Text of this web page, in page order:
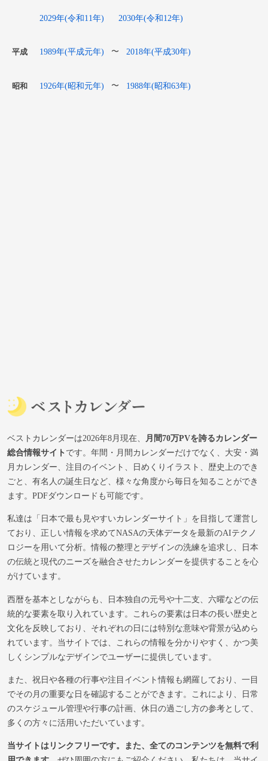
2029年(令和11年) 2030年(令和12年)
平成 1989年(平成元年) 〜 2018年(平成30年)
昭和 1926年(昭和元年) 〜 1988年(昭和63年)
ベストカレンダーは2026年8月現在、
月間70万PVを誇るカレンダー
総合情報サイトです。年間・月間カレンダーだけでなく、大安・満
月カレンダー、注目のイベント、日めくりイラスト、歴史上のでき
ごと、有名人の誕生日など、様々な角度から毎日を知ることができ
ます。PDFダウンロードも可能です。
私達は「日本で最も見やすいカレンダーサイト」を目指して運営し
ており、正しい情報を求めてNASAの天体データを最新のAIテクノ
ロジーを用いて分析。情報の整理とデザインの洗練を追求し、日本
の伝統と現代のニーズを融合させたカレンダーを提供することを心
がけています。
西暦を基本としながらも、日本独自の元号や十二支、六曜などの伝
統的な要素を取り入れています。これらの要素は日本の長い歴史と
文化を反映しており、それぞれの日には特別な意味や背景が込めら
れています。当サイトでは、これらの情報を分かりやすく、かつ美
しくシンプルなデザインでユーザーに提供しています。
また、祝日や各種の行事や注目イベント情報も網羅しており、一目
でその月の重要な日を確認することができます。これにより、日常
のスケジュール管理や行事の計画、休日の過ごし方の参考として、
多くの方々に活用いただいています。
当サイトはリンクフリーです。また、全てのコンテンツを無料で利